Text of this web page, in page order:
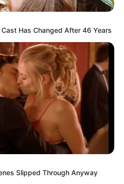
Has Changed After 46 Years
Slipped Through Anyway